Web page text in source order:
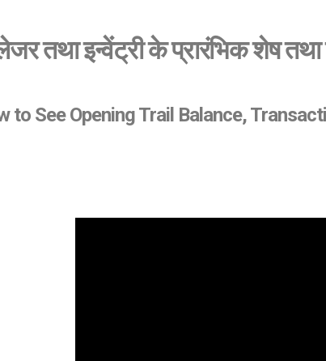
तथा इन्वेंट्री के प्रारंभिक शेष
to See Opening Trail Balance,